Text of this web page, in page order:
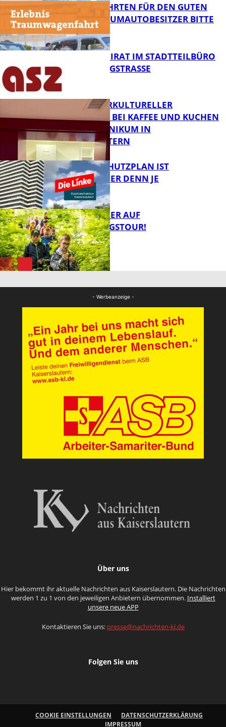
FB News
FB News
SPENDENFAHRTEN FÜR DEN GUTEN
ZWECK – TRAUMAUTOBESITZER BITTE
MELDEN!
FB News
SENIORENBEIRAT IM STADTTEILBÜRO
IN DER KÖNIGSTRASSE
FB Gesundheit
NEUER INTERKULTURELLER
TREFFPUNKT BEI KAFFEE UND KUCHEN
IM PFALZKLINIKUM IN
KAISERSLAUTERN
FB News
EIN HITZESCHUTZPLAN IST
NOTWENDIGER DENN JE
MIT DEM JÄGER AUF
ENTDECKUNGSTOUR!
- Werbeanzeige -
Über uns
Hier bekommt ihr aktuelle Nachrichten aus Kaiserslautern. Die Nachrichten
werden 1 zu 1 von den jeweiligen Anbietern übernommen. Installiert
unsere neue APP
Kontaktieren Sie uns: presse@nachrichten-kl.de
Folgen Sie uns
COOKIE EINSTELLUNGEN
DATENSCHUTZERKLÄRUNG
IMPRESSUM